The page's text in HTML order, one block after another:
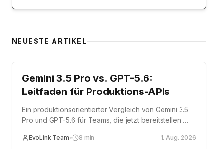
NEUESTE ARTIKEL
Gemini 3.5 Pro vs. GPT-5.6:
Leitfaden für Produktions-APIs
Ein produktionsorientierter Vergleich von Gemini 3.5
Pro und GPT-5.6 für Teams, die jetzt bereitstellen,
EvoLink Team• 8 min 1. Aug. 2026